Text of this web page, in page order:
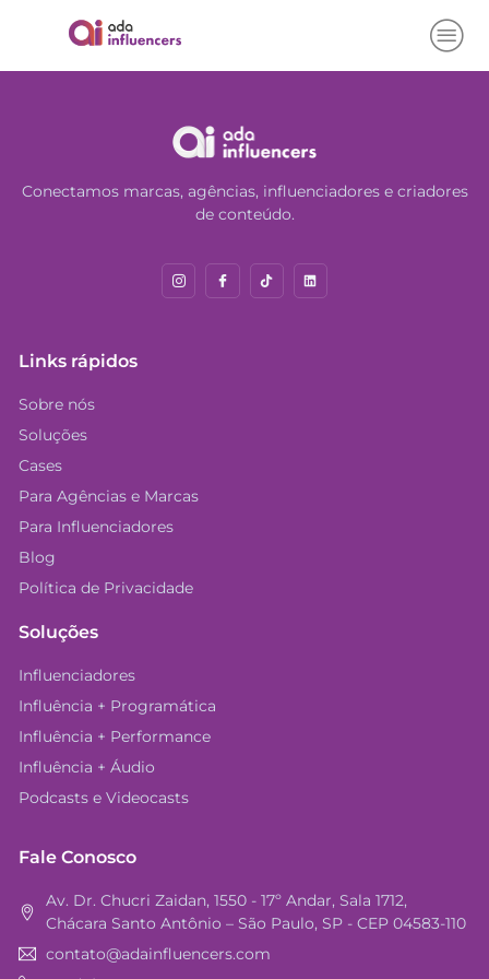
Conectamos marcas, agências, influenciadores e criadores
de conteúdo.
Links rápidos
Sobre nós
Soluções
Cases
Para Agências e Marcas
Para Influenciadores
Blog
Política de Privacidade
Soluções
Influenciadores
Influência + Programática
Influência + Performance
Influência + Áudio
Podcasts e Videocasts
Fale Conosco
Av. Dr. Chucri Zaidan, 1550 - 17º Andar, Sala 1712,
Chácara Santo Antônio – São Paulo, SP - CEP 04583-110
contato@adainfluencers.com